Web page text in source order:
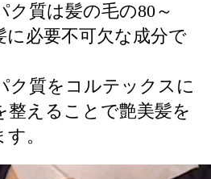
ク質は髪の毛の80～
に必要不可欠な成分で
ク質をコルテックスに
整えることで艶美髪を
。